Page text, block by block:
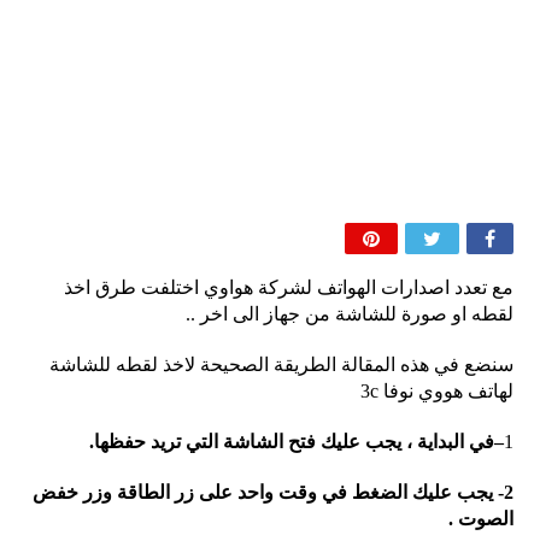
مع تعدد اصدارات الهواتف لشركة هواوي اختلفت طرق اخذ
لقطه او صورة للشاشة من جهاز الى اخر ..
سنضع في هذه المقالة الطريقة الصحيحة لاخذ لقطه للشاشة
لهاتف هووي نوفا 3c
في البداية ، يجب عليك فتح الشاشة التي تريد حفظها.
2- يجب عليك الضغط في وقت واحد على زر الطاقة وزر خفض
الصوت .